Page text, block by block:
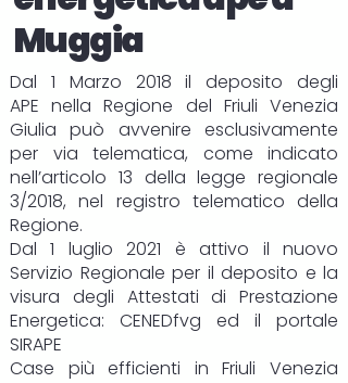
Muggia
Dal 1 Marzo 2018 il deposito degli
APE nella Regione del Friuli Venezia
Giulia può avvenire esclusivamente
per via telematica, come indicato
nell’articolo 13 della legge regionale
3/2018, nel registro telematico della
Regione.
Dal 1 luglio 2021 è attivo il nuovo
Servizio Regionale per il deposito e la
visura degli Attestati di Prestazione
Energetica: CENEDfvg ed il portale
SIRAPE
Case più efficienti in Friuli Venezia